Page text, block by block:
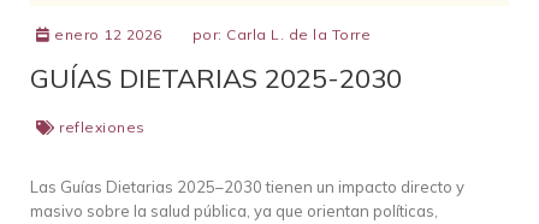
enero 12 2026 por: Carla L. de la Torre
GUÍAS DIETARIAS 2025-2030
reflexiones
Las Guías Dietarias 2025–2030 tienen un impacto directo y
masivo sobre la salud pública, ya que orientan políticas,